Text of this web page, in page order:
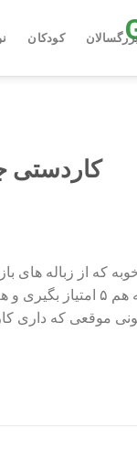
کودکان
کاردستی
که از زباله های
بگیر برامون بفرست
موقعی که داری